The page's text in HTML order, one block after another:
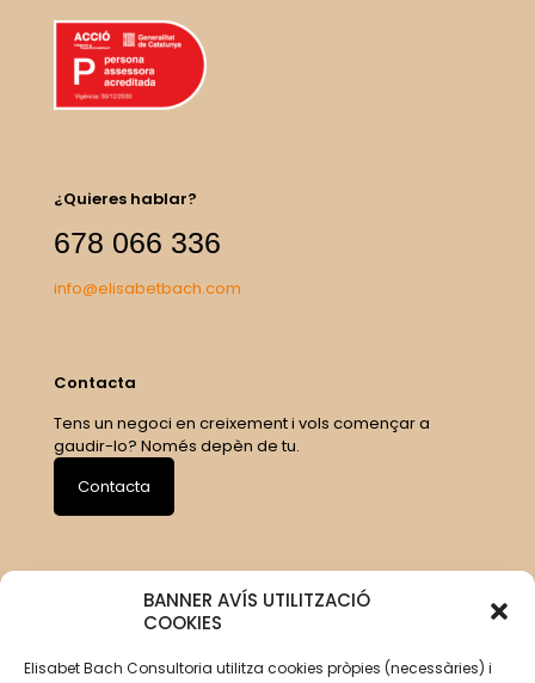
BANNER AVÍS UTILITZACIÓ
COOKIES
Elisabet Bach Consultoria utilitza cookies pròpies (necessàries) i
¿Quieres hablar?
678 066 336
info@elisabetbach.com
Contacta
Tens un negoci en creixement i vols començar a
gaudir-lo? Només depèn de tu.
Contacta